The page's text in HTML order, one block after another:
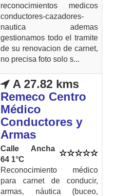
reconocimientos medicos
conductores-cazadores-
nautica ademas
gestionamos todo el tramite
de su renovacion de carnet,
no precisa foto solo s...
A 27.82 kms
Remeco Centro
Médico
Conductores y
Armas
Calle Ancha
64 1°C
Reconocimiento médico
para carnet de conducir,
armas, náutica (buceo,